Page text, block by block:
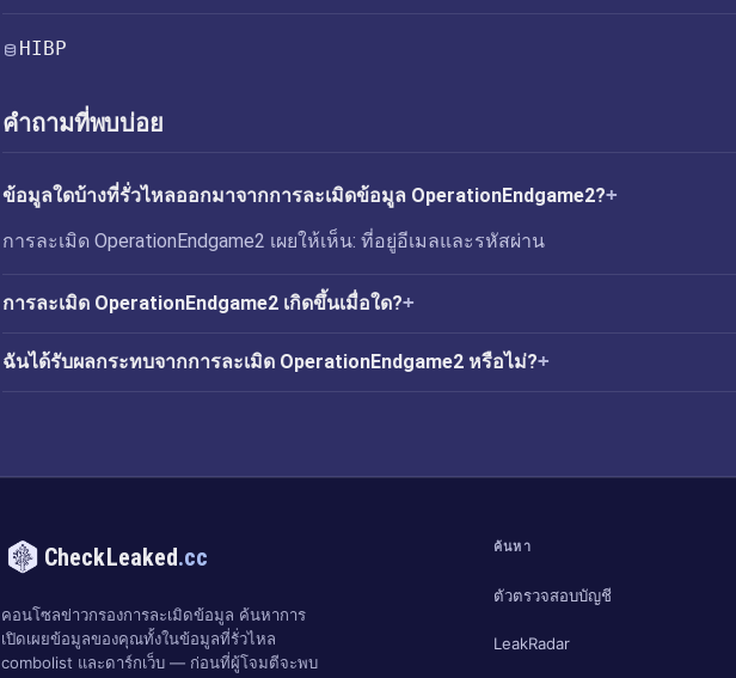
HIBP
คำถามที่พบบ่อย
ข้อมูลใดบ้างที่รั่วไหลออกมาจากการละเมิดข้อมูล OperationEndgame2?
การละเมิด OperationEndgame2 เผยให้เห็น: ที่อยู่อีเมลและรหัสผ่าน
การละเมิด OperationEndgame2 เกิดขึ้นเมื่อใด?
ฉันได้รับผลกระทบจากการละเมิด OperationEndgame2 หรือไม่?
CheckLeaked.cc
คอนโซลข่าวกรองการละเมิดข้อมูล ค้นหาการ
เปิดเผยข้อมูลของคุณทั้งในข้อมูลที่รั่วไหล
combolist และดาร์กเว็บ — ก่อนที่ผู้โจมตีจะพบ
ค้นหา
ตัวตรวจสอบบัญชี
LeakRadar